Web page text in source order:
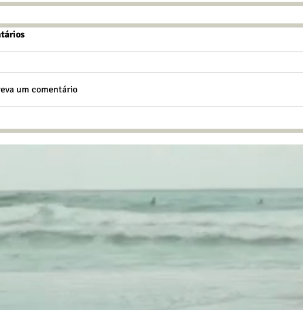
um comentário